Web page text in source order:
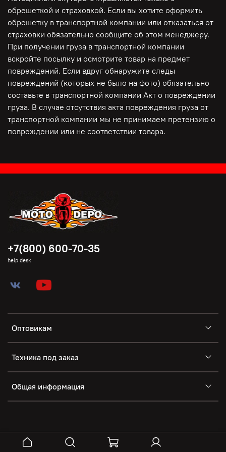
обрешеткой и страховкой. Если вы хотите оформить
обрешетку в транспортной компании или отказаться от
страховки обязательно сообщите об этом менеджеру.
При получении груза в транспортной компании
вскройте посылку и осмотрите товар на предмет
повреждений. Если вдруг обнаружите следы
повреждений (которых не было на фото) обязательно
составьте в транспортной компании Акт о повреждении
груза. В случае отсутствия акта повреждения груза от
транспортной компании мы не принимаем претензию о
повреждении или не соответствии товара.
Оптовикам
Техника под заказ
Общая информация
+7(800) 600-70-35
help desk